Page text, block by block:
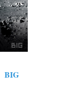
BIG